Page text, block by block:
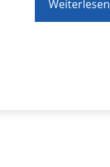
Weiterlesen